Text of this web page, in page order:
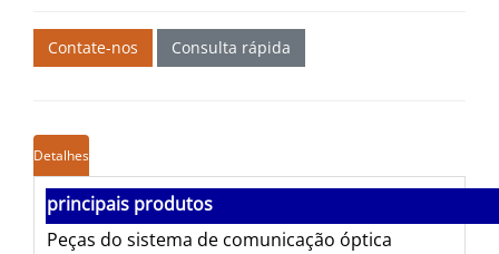
Contate-nos Consulta rápida
Detalhes
principais produtos
Peças do sistema de comunicação óptica